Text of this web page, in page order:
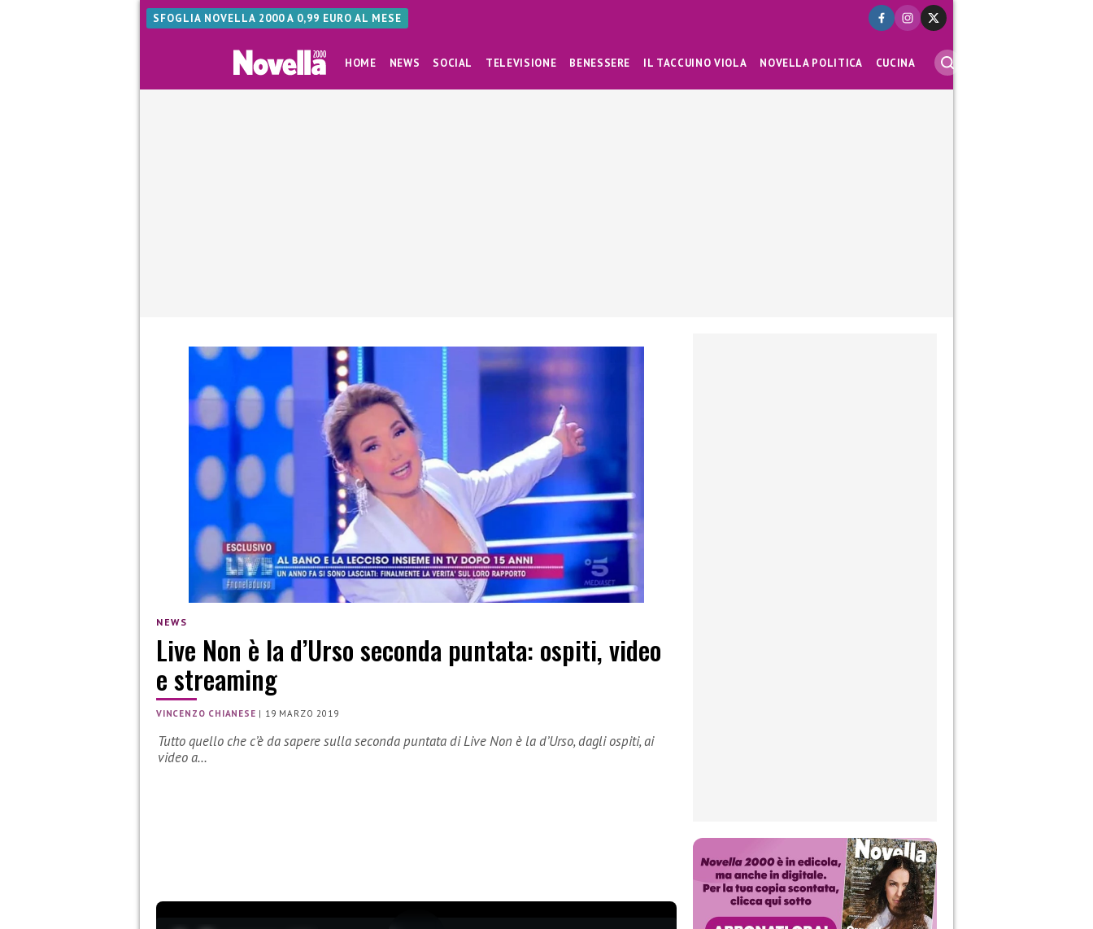
SFOGLIA NOVELLA 2000 A 0,99 EURO AL MESE
HOME NEWS SOCIAL TELEVISIONE BENESSERE IL TACCUINO VIOLA NOVELLA POLITICA CUCINA
NEWS
Live Non è la d’Urso seconda puntata: ospiti, video
e streaming
VINCENZO CHIANESE | 19 MARZO 2019
Tutto quello che c’è da sapere sulla seconda puntata di Live Non è la d’Urso, dagli ospiti, ai
video a…